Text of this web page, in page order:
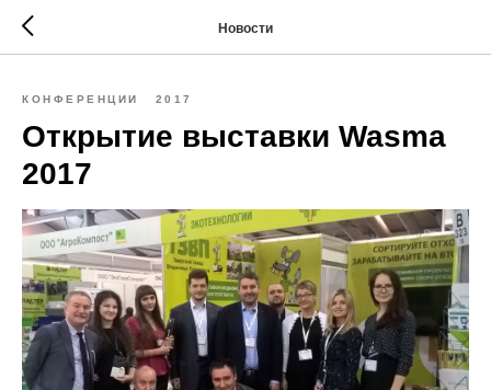
Новости
КОНФЕРЕНЦИИ 2017
Открытие выставки Wasma
2017